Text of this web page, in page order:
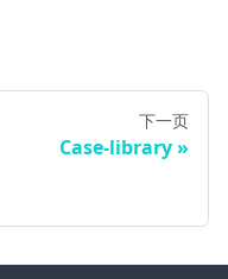
下一页
Case-library